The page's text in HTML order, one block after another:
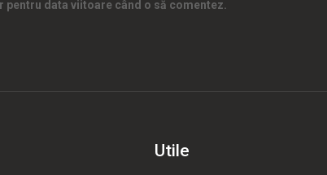
data viitoare când o să comentez.
Utile